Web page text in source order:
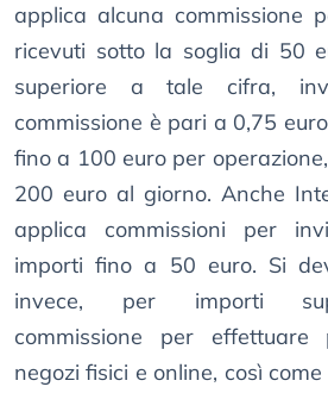
applica alcuna commissione
ricevuti sotto la soglia di 50
superiore a tale cifra,
commissione è pari a 0,75
fino a 100 euro per
200 euro al giorno. Anche
applica commissioni per
importi fino a 50 euro. Si
invece, per importi
commissione per effettuare
negozi fisici e online, così